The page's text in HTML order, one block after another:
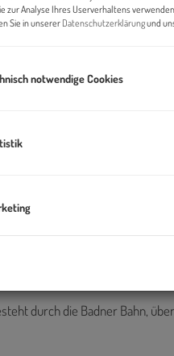
von Wien- dem
IZ-NÖ
die Autobahn A2 (Ausfahrt
durch die Badner Bahn,
zur Analyse Ihres Userverhaltens
Sie in unserer Datenschutzerklärungund
notwendige Cookies